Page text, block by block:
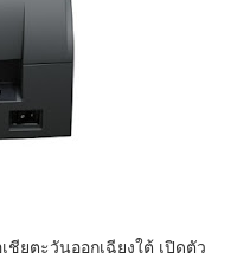
ชียตะวันออกเฉียงใต้ เปิดตัว